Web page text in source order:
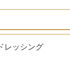
レッシング